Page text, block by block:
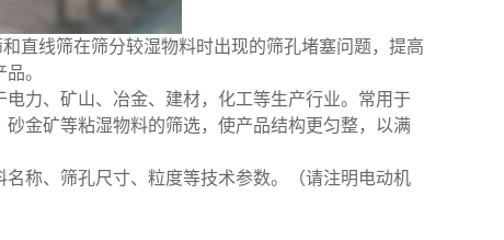
直线筛在筛分较湿物料时出现的筛孔堵塞问题，提高
。
力、矿山、冶金、建材，化工等生产行业。常用于
金矿等粘湿物料的筛选，使产品结构更匀整，以满
称、筛孔尺寸、粒度等技术参数。（请注明电动机